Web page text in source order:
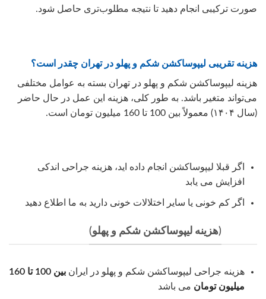
صورت ترکیبی انجام دهید تا نتیجه مطلوب‌تری حاصل شود.
هزینه تقریبی لیپوساکشن شکم و پهلو در تهران چقدر است؟
هزینه لیپوساکشن شکم و پهلو در تهران بسته به عوامل مختلفی
می‌تواند متغیر باشد. به طور کلی، هزینه این عمل در حال حاضر
(سال ۱۴۰۴) معمولاً بین 100 تا 160 میلیون تومان است.
اگر قبلا لیپوساکشن انجام داده اید، هزینه جراحی اندکی
افزایش می یابد
اگر کم خونی یا سایر اختلالات خونی دارید به ما اطلاع دهید
(هزینه لیپوساکشن شکم و پهلو)
هزینه جراحی لیپوساکشن شکم و پهلو در ایران
بین 100 تا 160
میلیون تومان می باشد